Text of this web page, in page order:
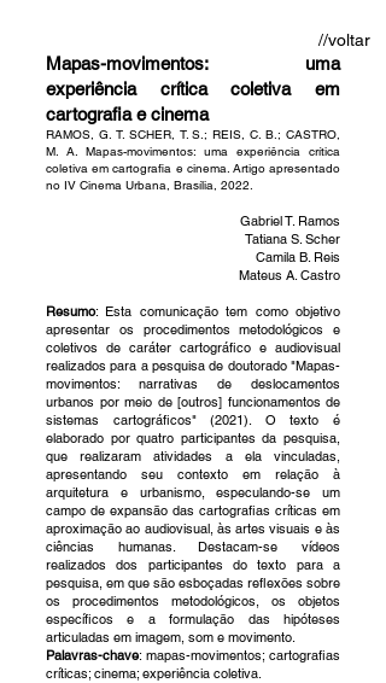
//voltar
Mapas-movimentos: uma
experiência crítica coletiva em
cartografia e cinema
RAMOS, G. T. SCHER, T. S.; REIS, C. B.; CASTRO,
M. A. Mapas-movimentos: uma experiência crítica
coletiva em cartografia e cinema. Artigo apresentado
no IV Cinema Urbana, Brasília, 2022.
Gabriel T. Ramos
Tatiana S. Scher
Camila B. Reis
Mateus A. Castro
Resumo: Esta comunicação tem como objetivo
apresentar os procedimentos metodológicos e
coletivos de caráter cartográfico e audiovisual
realizados para a pesquisa de doutorado "Mapas-
movimentos: narrativas de deslocamentos
urbanos por meio de [outros] funcionamentos de
sistemas cartográficos" (2021). O texto é
elaborado por quatro participantes da pesquisa,
que realizaram atividades a ela vinculadas,
apresentando seu contexto em relação à
arquitetura e urbanismo, especulando-se um
campo de expansão das cartografias críticas em
aproximação ao audiovisual, às artes visuais e às
ciências humanas. Destacam-se vídeos
realizados dos participantes do texto para a
pesquisa, em que são esboçadas reflexões sobre
os procedimentos metodológicos, os objetos
específicos e a formulação das hipóteses
articuladas em imagem, som e movimento.
Palavras-chave: mapas-movimentos; cartografias
críticas; cinema; experiência coletiva.